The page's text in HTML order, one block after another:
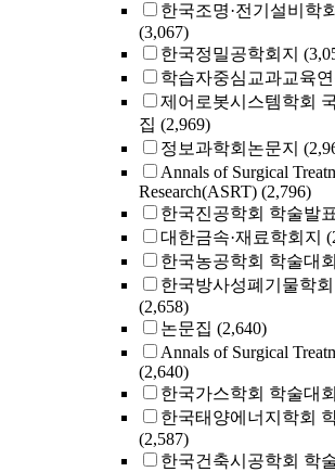
한국조명·전기설비학
(3,067)
한국정밀공학회지
학습자중심교과교육
제어로봇시스템학회
집 (2,969)
정보과학회논문지
Annals of Surgical
Research(ASRT) (2,796)
한국진공학회 학술발
대한금속·재료학회지
한국농공학회 학술대
한국방사성폐기물학
(2,658)
논문집 (2,640)
Annals of Surgical
(2,640)
한국가스학회 학술대
한국태양에너지학회
(2,587)
한국건축시공학회 학